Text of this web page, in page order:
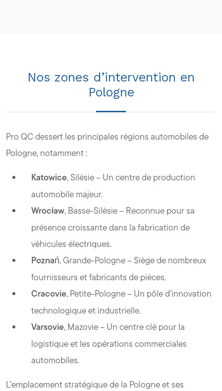
Nos zones d’intervention en
Pologne
Pro QC dessert les principales régions automobiles de
Pologne, notamment :
Katowice, Silésie – Un centre de production
automobile majeur.
Wrocław, Basse-Silésie – Reconnue pour sa
présence croissante dans la fabrication de
véhicules électriques.
Poznań, Grande-Pologne – Siège de nombreux
fournisseurs et fabricants de pièces.
Cracovie, Petite-Pologne – Un pôle d’innovation
technologique et industrielle.
Varsovie, Mazovie – Un centre clé pour la
logistique et les opérations commerciales
automobiles.
L’emplacement stratégique de la Pologne et ses